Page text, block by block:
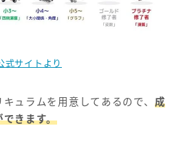
式サイトより
ュラムを用意してあるので、 成
できます。